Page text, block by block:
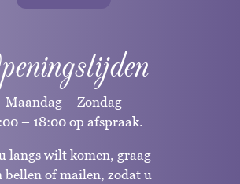
Maandag – Zondag
– 18:00 op afspraak.
langs wilt komen, graag
bellen of mailen, zodat u